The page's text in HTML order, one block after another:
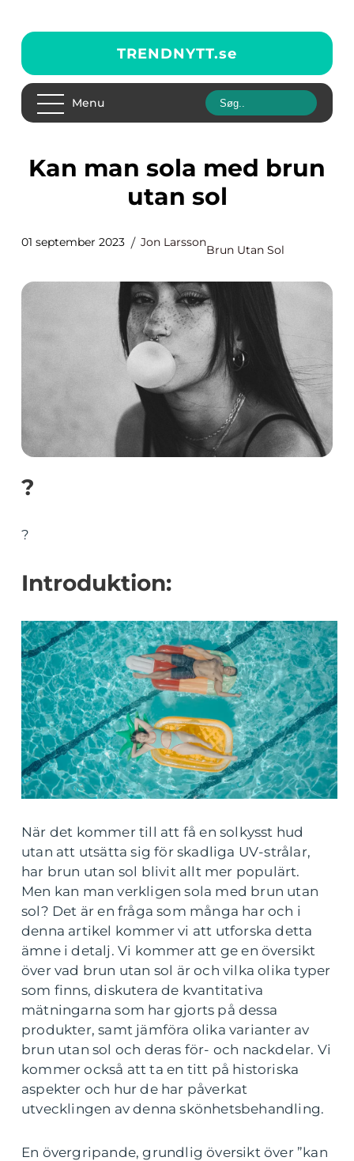
TRENDNYTT.se
Menu
Kan man sola med brun
utan sol
01 september 2023 Jon Larsson
Brun Utan Sol
?
?
Introduktion:
När det kommer till att få en solkysst hud
utan att utsätta sig för skadliga UV-strålar,
har brun utan sol blivit allt mer populärt.
Men kan man verkligen sola med brun utan
sol? Det är en fråga som många har och i
denna artikel kommer vi att utforska detta
ämne i detalj. Vi kommer att ge en översikt
över vad brun utan sol är och vilka olika typer
som finns, diskutera de kvantitativa
mätningarna som har gjorts på dessa
produkter, samt jämföra olika varianter av
brun utan sol och deras för- och nackdelar. Vi
kommer också att ta en titt på historiska
aspekter och hur de har påverkat
utvecklingen av denna skönhetsbehandling.
En övergripande, grundlig översikt över ”kan